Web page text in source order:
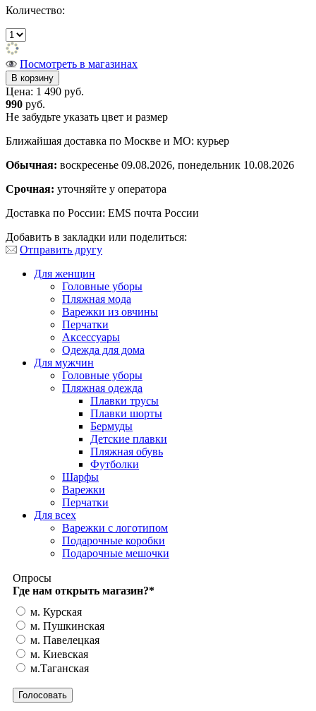
Количество:
Посмотреть в магазинах
Цена: 1 490 руб.
990 руб.
Не забудьте указать цвет и размер
Ближайшая доставка по Москве и МО: курьер
Обычная: воскресенье 09.08.2026, понедельник 10.08.2026
Срочная: уточняйте у оператора
Доставка по России: EMS почта России
Добавить в закладки или поделиться:
Отправить другу
Для женщин
Головные уборы
Пляжная мода
Варежки из овчины
Перчатки
Аксессуары
Одежда для дома
Для мужчин
Головные уборы
Пляжная одежда
Плавки трусы
Плавки шорты
Бермуды
Детские плавки
Пляжная обувь
Футболки
Шарфы
Варежки
Перчатки
Для всех
Варежки с логотипом
Подарочные коробки
Подарочные мешочки
Опросы
Где нам открыть магазин?*
м. Курская
м. Пушкинская
м. Павелецкая
м. Киевская
м.Таганская